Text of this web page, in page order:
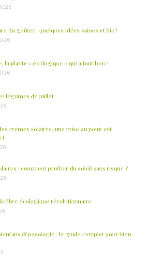
du goûter : quelques idées saines et bio !
la plante « écologique » qui a tout bon !
légumes de juillet
crèmes solaires, une mise au point est
!
: comment profiter du soleil sans risque ?
fibre écologique révolutionnaire
& posologie : le guide complet pour bien